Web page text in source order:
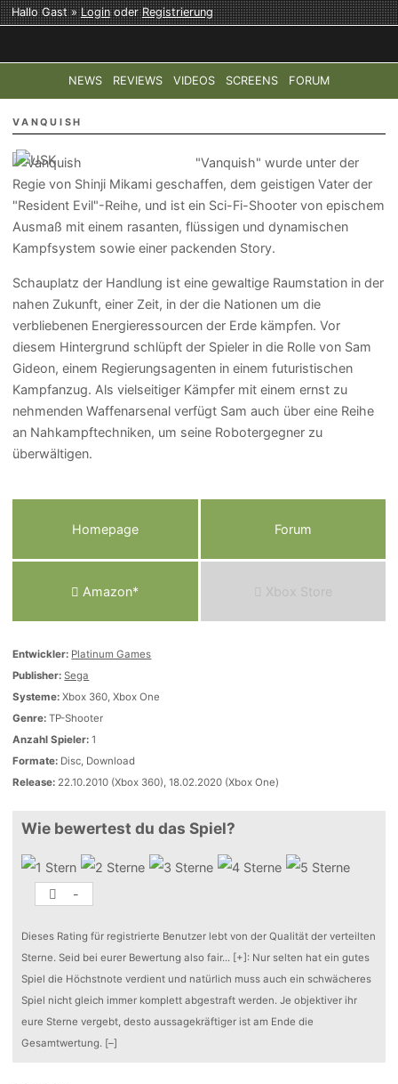
Hallo Gast »LoginoderRegistrierung
NEWS REVIEWS VIDEOS SCREENS FORUM
TOP-THEMEN: COD: MODERN WARFARE 4 HALO:
VANQUISH
"Vanquish" wurde unter der
Regie von Shinji Mikami geschaffen, dem geistigen Vater der
"Resident Evil"-Reihe, und ist ein Sci-Fi-Shooter von epischem
Ausmaß mit einem rasanten, flüssigen und dynamischen
Kampfsystem sowie einer packenden Story.
Schauplatz der Handlung ist eine gewaltige Raumstation in der
nahen Zukunft, einer Zeit, in der die Nationen um die
verbliebenen Energieressourcen der Erde kämpfen. Vor
diesem Hintergrund schlüpft der Spieler in die Rolle von Sam
Gideon, einem Regierungsagenten in einem futuristischen
Kampfanzug. Als vielseitiger Kämpfer mit einem ernst zu
nehmenden Waffenarsenal verfügt Sam auch über eine Reihe
an Nahkampftechniken, um seine Robotergegner zu
überwältigen.
Homepage Forum
Amazon* Xbox Store
Entwickler: Platinum Games
Publisher: Sega
Systeme: Xbox 360, Xbox One
Genre: TP-Shooter
Anzahl Spieler: 1
Formate: Disc, Download
Release: 22.10.2010 (Xbox 360), 18.02.2020 (Xbox One)
Wie bewertest du das Spiel?
-
Dieses Rating für registrierte Benutzer lebt von der Qualität der verteilten
Sterne. Seid bei eurer Bewertung also fair... [+] : Nur selten hat ein gutes
Spiel die Höchstnote verdient und natürlich muss auch ein schwächeres
Spiel nicht gleich immer komplett abgestraft werden. Je objektiver ihr
eure Sterne vergebt, desto aussagekräftiger ist am Ende die
Gesamtwertung. [–]